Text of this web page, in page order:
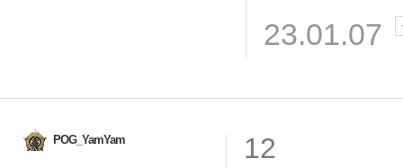
23.01.07
POG_YamYam 12